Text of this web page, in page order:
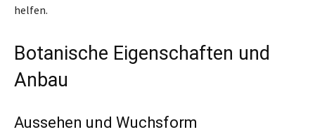
helfen.
Botanische Eigenschaften und
Anbau
Aussehen und Wuchsform